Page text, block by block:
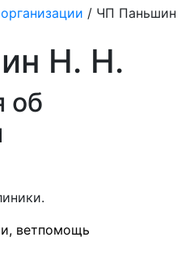
/ ЧП Паньшин
Н. Н.
об
ветпомощь